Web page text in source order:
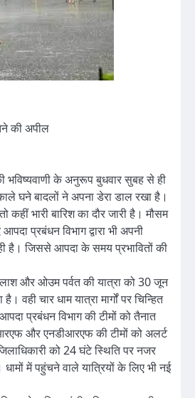
की अपील
भविष्यवाणी के अनुरूप बुधवार सुबह से ही
घने बादलों ने अपना डेरा डाल रखा है।
भारी बारिश का दौर जारी है। मौसम
प्रबंधन विभाग द्वारा भी अपनी
है। जिससे आपदा के समय प्रभावितों की
और ओउम पर्वत की यात्रा को 30 जून
वही चार धाम यात्रा मार्गों पर चिन्हित
प्रबंधन विभाग की टीमों को तैनात
और एनडीआरएफ की टीमों को अलर्ट
को 24 घंटे स्थिति पर नजर
में पहुंचने वाले यात्रियों के लिए भी नई